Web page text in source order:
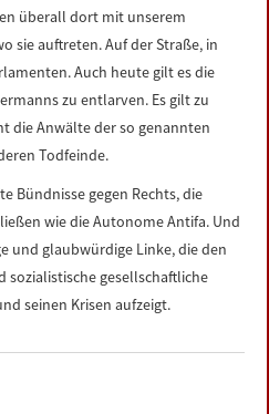
überall dort mit unserem
sie auftreten. Auf der Straße, in
Auch heute gilt es die
zu entlarven. Es gilt zu
die Anwälte der so genannten
Todfeinde.
Bündnisse gegen Rechts, die
wie die Autonome Antifa. Und
und glaubwürdige Linke, die den
sozialistische gesellschaftliche
seinen Krisen aufzeigt.